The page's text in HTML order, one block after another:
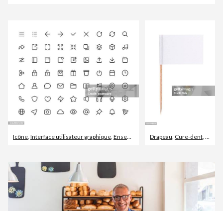
Icône, Interface utilisateur graphique, Ensemble d'icônes Drapeau, Cure-dent,